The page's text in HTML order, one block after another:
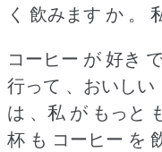
く 飲みます か 。
コーヒー が 好き で
行って 、おいしい
は 、私 が もっと
杯 も コーヒー を